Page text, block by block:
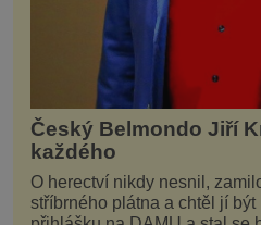
Český Belmondo Jiří
každého
O herectví nikdy nesnil,
stříbrného plátna a chtěl jí být